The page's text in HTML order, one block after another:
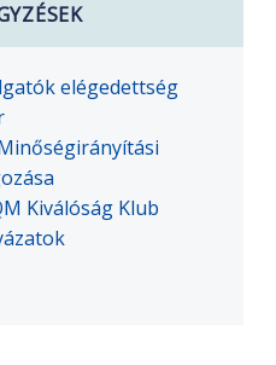
elégedettség
Kiválóság Klub